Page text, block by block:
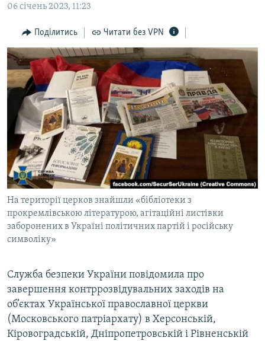
Перейти
пошукуІНТЕРВ'Ю
ВСЕ ЗА ДЕНЬ
СПЕЦПРОЕКТИ
ДЕПОРТАЦІЯ
ВІДЕОУРОКИ «ELIFBE»
СВІДЧЕННЯ ОКУПАЦІЇ
УКРАЇНСЬКА ПРОБЛЕМА КРИМУ
ІНФОГРАФІКА
ЯК ОБІЙТИ БЛОКУВАННЯ
Русский
Qırımtatar
ДОЛУЧАЙСЯ!
Усі сайти RFE/RL
06 січень 2023, 11:23
Поділитись Читати без VPN
На території церков знайшли «бібліотеки з
прокремлівською літературою, агітаційні листівки
заборонених в Україні політичних партій і російську
символіку»
Служба безпеки України повідомила про
завершення контррозвідувальних заходів на
об’єктах Української православної церкви
(Московського патріархату) в Херсонській,
Кіровоградській, Дніпропетровській і Рівненській